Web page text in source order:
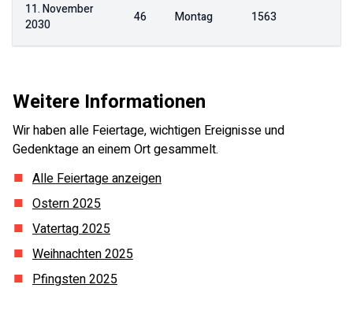
11. November
2030
46 Montag 1563
Weitere Informationen
Wir haben alle Feiertage, wichtigen Ereignisse und
Gedenktage an einem Ort gesammelt.
Alle Feiertage anzeigen
Ostern2025
Vatertag2025
Weihnachten2025
Pfingsten2025